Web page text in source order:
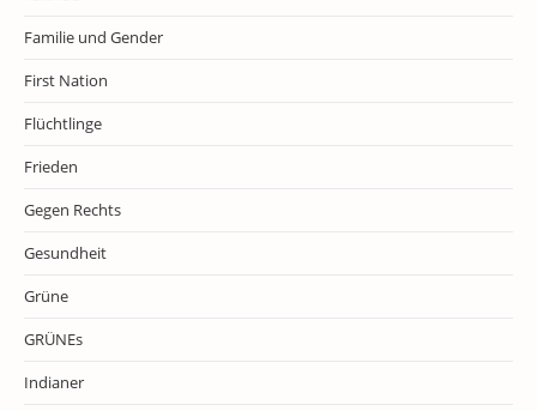
Familie und Gender
First Nation
Flüchtlinge
Frieden
Gegen Rechts
Gesundheit
Grüne
GRÜNEs
Indianer